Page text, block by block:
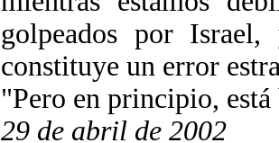
golpeados por
constituye un error
"Pero en principio,
29 de abril de 2002